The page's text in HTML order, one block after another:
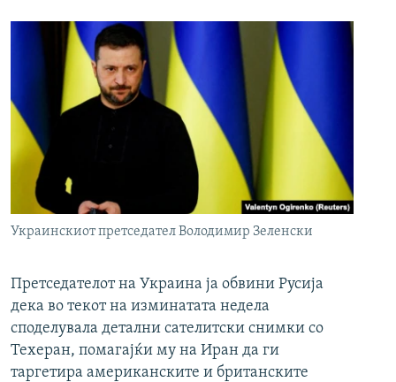
Украинскиот претседател Володимир Зеленски
Претседателот на Украина ја обвини Русија
дека во текот на изминатата недела
споделувала детални сателитски снимки со
Техеран, помагајќи му на Иран да ги
таргетира американските и британските